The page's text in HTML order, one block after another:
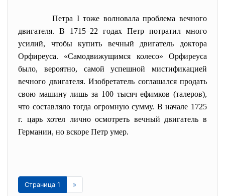
Петра I тоже волновала проблема вечного
двигателя. В 1715–22 годах Петр потратил много
усилий, чтобы купить вечный двигатель доктора
Орфиреуса. «Самодвижущимся колесо» Орфиреуса
было, вероятно, самой успешной мистификацией
вечного двигателя. Изобретатель соглашался продать
свою машину лишь за 100 тысяч ефимков (талеров),
что составляло тогда огромную сумму. В начале 1725
г. царь хотел лично осмотреть вечный двигатель в
Германии, но вскоре Петр умер.
Страница 1 »